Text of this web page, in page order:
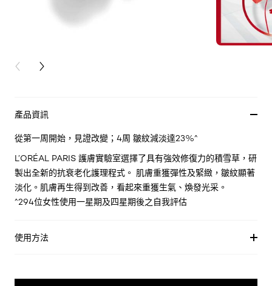
PREVIOUS CARD
NEXT CARD
產品資訊
從第一周開始，見證改變；4周 皺紋減淡達23%^
L’ORÉAL PARIS 護膚實驗室選擇了具有強效修復力的積雪草，研
製出全新的抗衰老化護理程式。 肌膚重獲彈性及緊緻，皺紋顯著
淡化。肌膚再生得到改善，看起來重獲生氣、煥發光采。
^294位女性使用一星期及四星期後之自我評估
使用方法